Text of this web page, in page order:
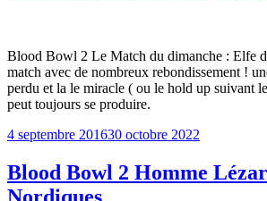
Blood Bowl 2 Le Match du dimanche : Elfe
match avec de nombreux rebondissement !
perdu et la le miracle ( ou le hold up suivant
peut toujours se produire.
Publié
4 septembre 201630 octobre 2022
Blood Bowl 2 Homme